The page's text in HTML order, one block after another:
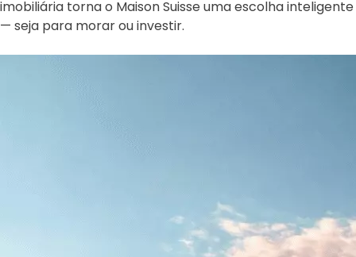
imobiliária torna o Maison Suisse uma escolha inteligente
— seja para morar ou investir.